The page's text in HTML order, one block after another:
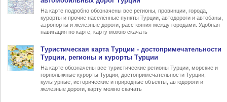
На карте подробно обозначены все регионы, провинции, города,
курорты и прочие населённые пункты Турции, автодороги и автобаны,
аэропорты и железные дороги, расстояния между городами. Удобная
навигация по карте, карту можно скачать
Туристическая карта Турции - достопримечательности
Турции, регионы и курорты Турции
На карте обозначены все туристические регионы Турции, морские и
горнолыжные курорты Турции, достопримечательности Турции,
культурные, исторические и природные объекты, автодороги и
железные дороги, карту можно скачать